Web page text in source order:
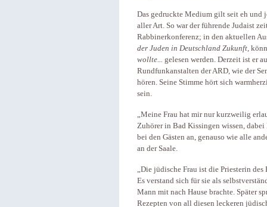
Das gedruckte Medium gilt seit eh und
aller Art. So war der führende Judaist
Rabbinerkonferenz; in den aktuellen
der Juden in Deutschland Zukunft,
wollte... gelesen werden. Derzeit ist er
Rundfunkanstalten der ARD, wie der
hören. Seine Stimme hört sich
sein.
„Meine Frau hat mir nur kurzweilig
Zuhörer in Bad Kissingen wissen,
bei den Gästen an, genauso wie alle
an der Saale.
„Die jüdische Frau ist die Priesterin des
Es verstand sich für sie als
Mann mit nach Hause brachte. Später
Rezepten von all diesen leckeren